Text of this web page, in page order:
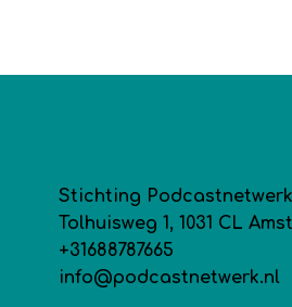
Stichting Podcastnetwerk
Tolhuisweg 1, 1031 CL
+31688787665
info@podcastnetwerk.nl